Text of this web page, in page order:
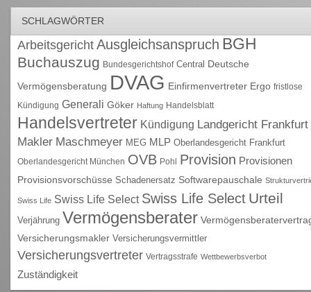
SCHLAGWÖRTER
Arbeitsgericht Ausgleichsanspruch BGH
Buchauszug Bundesgerichtshof Central Deutsche
Vermögensberatung DVAG Einfirmenvertreter Ergo fristlose
Kündigung Generali Göker Haftung Handelsblatt
Handelsvertreter Kündigung Landgericht Frankfurt
Makler Maschmeyer MEG MLP Oberlandesgericht Frankfurt
Oberlandesgericht München OVB Pohl Provision Provisionen
Provisionsvorschüsse Schadenersatz Softwarepauschale
Swiss Life Swiss Life Select Swiss Life Select Urteil
Verjährung Vermögensberater
Versicherungsmakler Versicherungsvermittler
Versicherungsvertreter Vertragsstrafe Wettbewerbsverbot
Zuständigkeit